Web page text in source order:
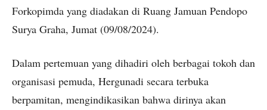
Forkopimda yang diadakan di Ruang Jamuan Pendopo
Surya Graha, Jumat (09/08/2024).
Dalam pertemuan yang dihadiri oleh berbagai tokoh dan
organisasi pemuda, Hergunadi secara terbuka
berpamitan, mengindikasikan bahwa dirinya akan